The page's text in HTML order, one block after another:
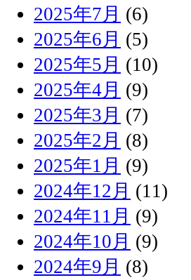
2025年7月 (6)
2025年6月 (5)
2025年5月 (10)
2025年4月 (9)
2025年3月 (7)
2025年2月 (8)
2025年1月 (9)
2024年12月 (11)
2024年11月 (9)
2024年10月 (9)
2024年9月 (8)